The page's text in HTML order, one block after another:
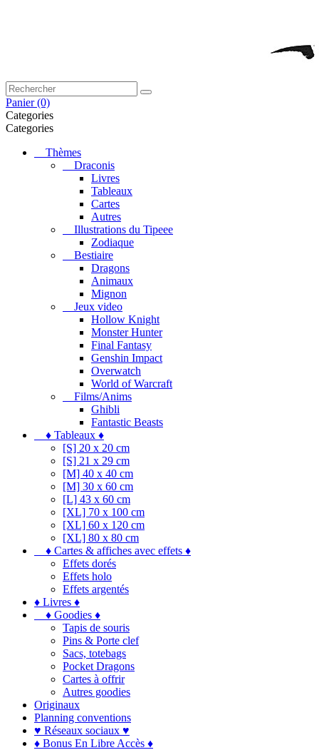
Panier (0)
Categories
Categories
Thèmes
Draconis
Livres
Tableaux
Cartes
Autres
Illustrations du Tipeee
Zodiaque
Bestiaire
Dragons
Animaux
Mignon
Jeux video
Hollow Knight
Monster Hunter
Final Fantasy
Genshin Impact
Overwatch
World of Warcraft
Films/Anims
Ghibli
Fantastic Beasts
♦ Tableaux ♦
[S] 20 x 20 cm
[S] 21 x 29 cm
[M] 40 x 40 cm
[M] 30 x 60 cm
[L] 43 x 60 cm
[XL] 70 x 100 cm
[XL] 60 x 120 cm
[XL] 80 x 80 cm
♦ Cartes & affiches avec effets ♦
Effets dorés
Effets holo
Effets argentés
♦ Livres ♦
♦ Goodies ♦
Tapis de souris
Pins & Porte clef
Sacs, totebags
Pocket Dragons
Cartes à offrir
Autres goodies
Originaux
Planning conventions
♥ Réseaux sociaux ♥
♦ Bonus En Libre Accès ♦